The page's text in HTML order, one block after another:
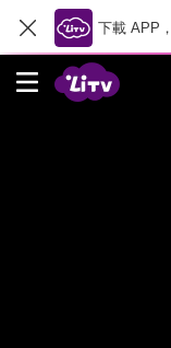
下載 APP